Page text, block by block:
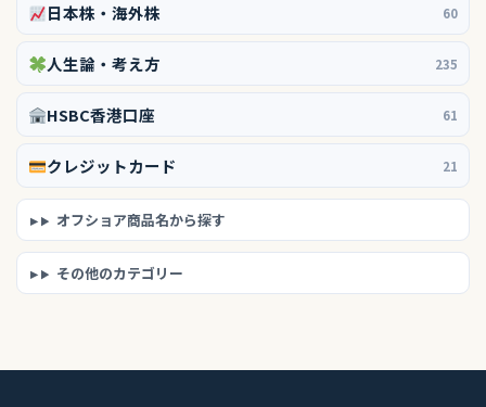
日本株・海外株 60
人生論・考え方 235
HSBC香港口座 61
クレジットカード 21
オフショア商品名から探す
その他のカテゴリー